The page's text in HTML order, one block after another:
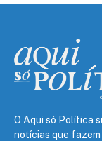
O Aqui só Política
notícias que fazem